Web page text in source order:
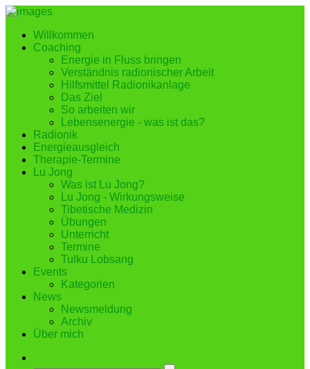
Willkommen
Coaching
Energie in Fluss bringen
Verständnis radionischer Arbeit
Hilfsmittel Radionikanlage
Das Ziel
So arbeiten wir
Lebensenergie - was ist das?
Radionik
Energieausgleich
Therapie-Termine
Lu Jong
Was ist Lu Jong?
Lu Jong - Wirkungsweise
Tibetische Medizin
Übungen
Unterricht
Termine
Tulku Lobsang
Events
Kategorien
News
Newsmeldung
Archiv
Über mich